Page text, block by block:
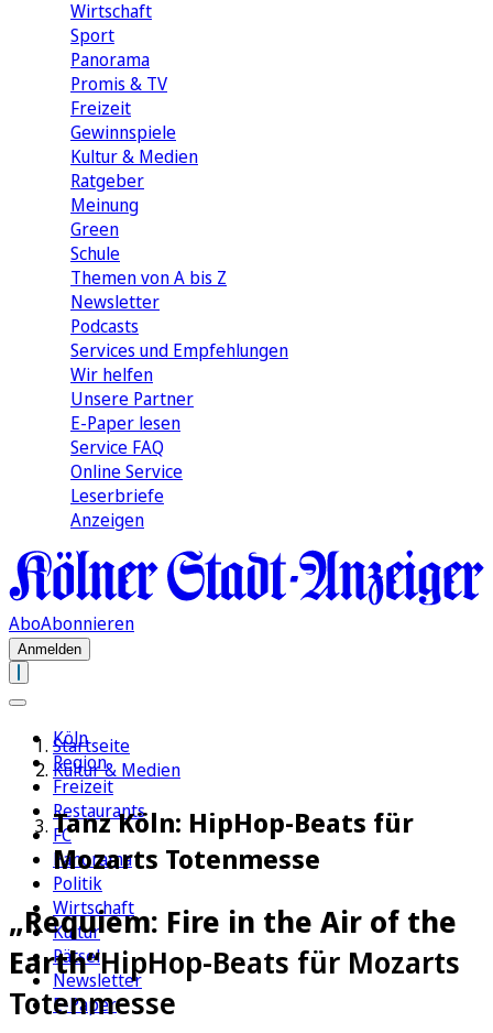
Wirtschaft
Sport
Panorama
Promis & TV
Freizeit
Gewinnspiele
Kultur & Medien
Ratgeber
Meinung
Green
Schule
Themen von A bis Z
Newsletter
Podcasts
Services und Empfehlungen
Wir helfen
Unsere Partner
E-Paper lesen
Service FAQ
Online Service
Leserbriefe
Anzeigen
AboAbonnieren
Anmelden
Köln
Region
Freizeit
Restaurants
FC
Panorama
Politik
Wirtschaft
Kultur
Rätsel
Newsletter
E-Paper
Startseite
Kultur & Medien
Tanz Köln: HipHop-Beats für
Mozarts Totenmesse
„Requiem: Fire in the Air of the
Earth“HipHop-Beats für Mozarts
Totenmesse